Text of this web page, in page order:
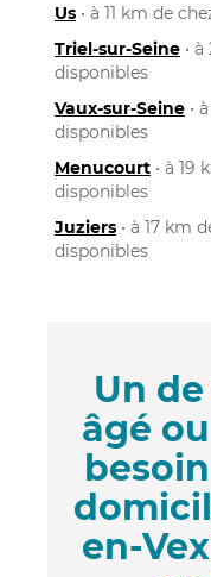
Us • à 11 km de
Triel-sur-Seine •
disponibles
Vaux-sur-Seine •
disponibles
Menucourt • à 19
disponibles
Juziers • à 17 km
disponibles
Un
âgé
en-